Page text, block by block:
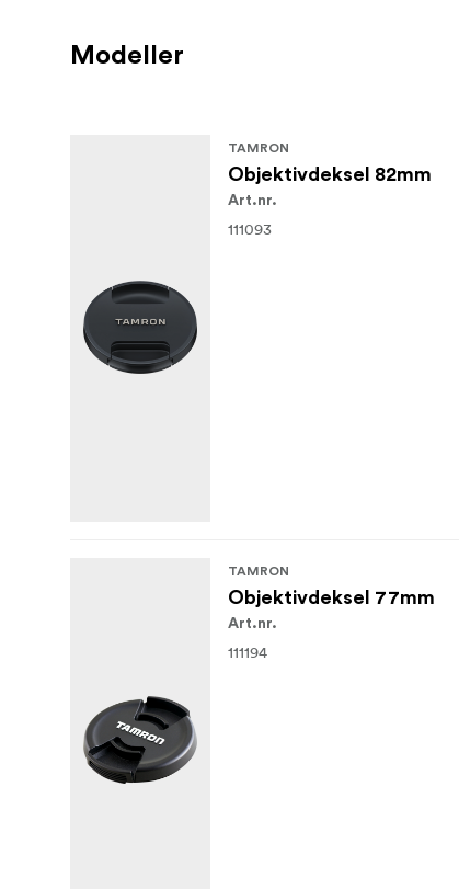
Modeller
TAMRON
Objektivdeksel 82mm
Art.nr.
111093
TAMRON
Objektivdeksel 77mm
Art.nr.
111194